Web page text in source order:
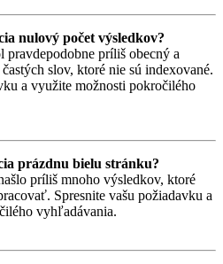
nulový počet výsledkov?
príliš obecný a
slov, ktoré nie sú indexované.
a využite možnosti pokročilého
prázdnu bielu stránku?
príliš mnoho výsledkov, ktoré
Spresnite vašu požiadavku a
vyhľadávania.